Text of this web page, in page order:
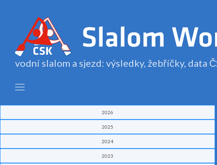
vodní slalom a sjezd: výsledky, žebříčky, data
2026
2025
2024
2023